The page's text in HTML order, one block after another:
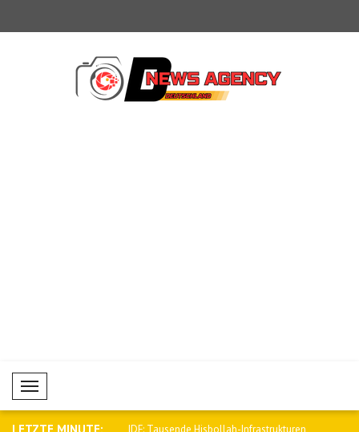
Mobil Menü
den Familien der IDF: Tausende Hisbollah-Infrastrukturen